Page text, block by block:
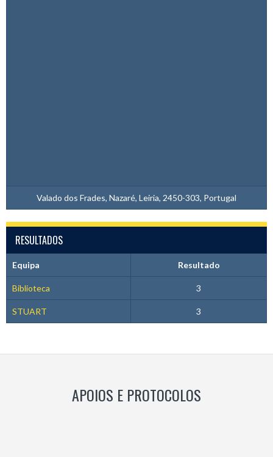
Valado dos Frades, Nazaré, Leiria, 2450-303, Portugal
RESULTADOS
Equipa Resultado
Biblioteca 3
STUART 3
APOIOS E PROTOCOLOS